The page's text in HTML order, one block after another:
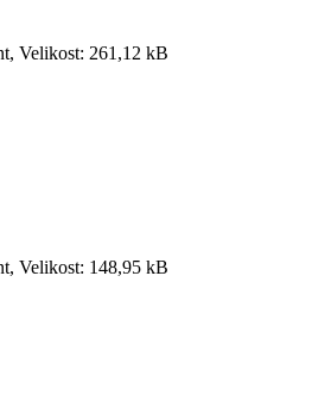
Velikost: 261,12 kB
Velikost: 148,95 kB